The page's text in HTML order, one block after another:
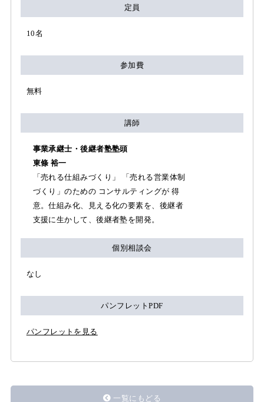
定員
10名
参加費
無料
講師
事業承継士・後継者塾塾頭
東條 裕一
「売れる仕組みづくり」 「売れる営業体制
づくり」のための コンサルティングが 得
意。仕組み化、見える化の要素を、後継者
支援に生かして、後継者塾を開発。
個別相談会
なし
パンフレットPDF
パンフレットを見る
一覧にもどる